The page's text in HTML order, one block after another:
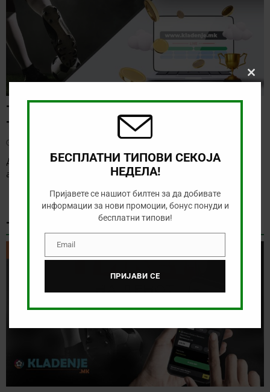
ТИП НА ДЕНОТ (06.08.2026, 17:00) ИНТЕР
ТУРКУ – ВАДУС
Денес има солидна понуда за обложување, а ние ќе го
анализираме дуелот од Конференциската лига
ТИКЕТ НА ДЕНОТ
ТИКЕТ НА ДЕНОТ
Close
БЕСПЛАТНИ ТИПОВИ СЕКОЈА
НЕДЕЛА!
Пријавете се нашиот билтен за да добивате
информации за нови промоции, бонус понуди и
бесплатни типови!
EmailEmail
ПРИЈАВИ СЕ